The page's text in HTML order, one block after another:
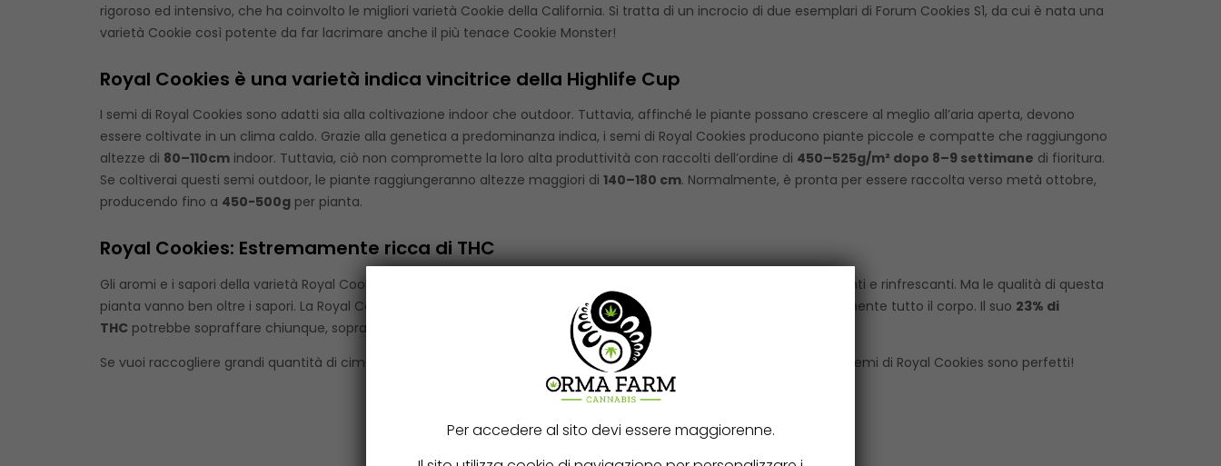
rigoroso ed intensivo, che ha coinvolto le migliori varietà Cookie della California. Si tratta di un incrocio di due esemplari di Forum Cookies S1, da cui è nata una
varietà Cookie così potente da far lacrimare anche il più tenace Cookie Monster!
Royal Cookies è una varietà indica vincitrice della Highlife Cup
I semi di Royal Cookies sono adatti sia alla coltivazione indoor che outdoor. Tuttavia, affinché le piante possano crescere al meglio all’aria aperta, devono
essere coltivate in un clima caldo. Grazie alla genetica a predominanza indica, i semi di Royal Cookies producono piante piccole e compatte che raggiungono
altezze di 80–110cmindoor. Tuttavia, ciò non compromette la loro alta produttività con raccolti dell’ordine di 450–525g/m² dopo 8–9 settimane di fioritura.
Se coltiverai questi semi outdoor, le piante raggiungeranno altezze maggiori di 140–180 cm. Normalmente, è pronta per essere raccolta verso metà ottobre,
producendo fino a 450-500gper pianta.
Royal Cookies: Estremamente ricca di THC
Gli aromi e i sapori della varietà Royal Cookies sono fedeli al nome Cookies: fragranze dolci e terrose con sapori pungenti e rinfrescanti. Ma le qualità di questa
pianta vanno ben oltre i sapori. La Royal Cookies provoca un potente effetto che stimola la mente e rilassa profondamente tutto il corpo. Il suo 23% di
THC potrebbe sopraffare chiunque, soprattutto le persone impreparate.
Se vuoi raccogliere grandi quantità di cime dolci e potenti che colgano la vera essenza della marijuana californiana, i semi di Royal Cookies sono perfetti!
Per accedere al sito devi essere maggiorenne.